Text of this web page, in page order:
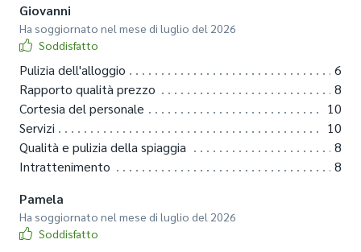
Giovanni
Ha soggiornato nel mese di luglio del 2026
Soddisfatto
Pulizia dell'alloggio
6
Rapporto qualità prezzo
8
Cortesia del personale
10
Servizi
10
Qualità e pulizia della spiaggia
8
Intrattenimento
8
Pamela
Ha soggiornato nel mese di luglio del 2026
Soddisfatto